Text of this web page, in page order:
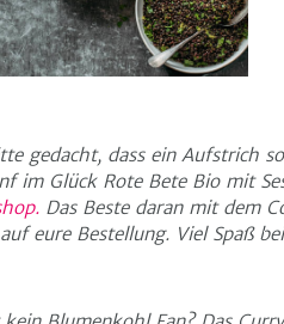
gedacht, dass ein Aufstrich
im Glück Rote Bete Bio mit
Das Beste daran mit dem
eure Bestellung. Viel Spaß